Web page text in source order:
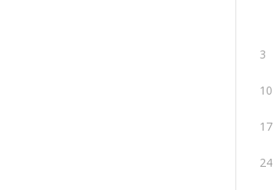
3
10
17
24